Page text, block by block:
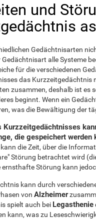
und
Gedächtnisarten
alle Systeme
für die verschiedenen
das Kurzzeitgedächtnis
zusammen, deshalb ist es
beginnt. Wenn ein
was die Bewältigung der
Kurzzeitgedächtnisses
die gespeichert werden
die Zeit, über die
Störung betrachtet wird
ernsthafte Störung kann
kann durch
von Alzheimer
spielt auch bei Legasthenie
kann, was zu